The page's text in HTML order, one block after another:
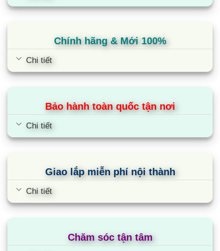
Điều hòa Daikin 1 chiều 43000BTU
Inverter nối ống gió
FBA125BVMA9/RZF125CYM
Chính hãng & Mới 100%
Chi tiết
Bảo hành toàn quốc tận nơi
Chi tiết
Giao lắp miễn phí nội thành
Chi tiết
Chăm sóc tận tâm